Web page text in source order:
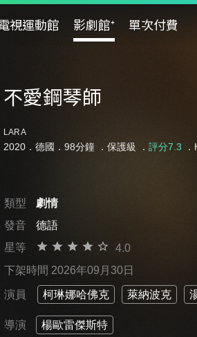
視運動館 影劇館⁺ 單次付費
不愛鋼琴師
LARA
2020．德國．98分鐘 ． 保護級 ． 評分7.3
類型
劇情
發音
德語
星等
4.0
下架時間 2026年09月30日
演員 柯琳娜哈佛克 萊納波克
導演 楊歐雷傑斯特